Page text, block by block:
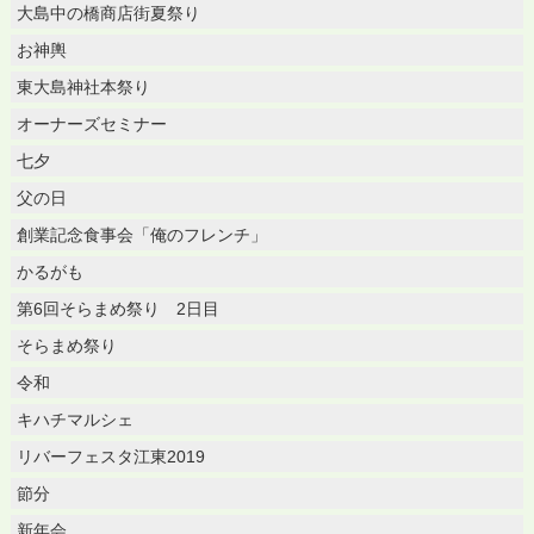
大島中の橋商店街夏祭り
お神輿
東大島神社本祭り
オーナーズセミナー
七夕
父の日
創業記念食事会「俺のフレンチ」
かるがも
第6回そらまめ祭り 2日目
そらまめ祭り
令和
キハチマルシェ
リバーフェスタ江東2019
節分
新年会